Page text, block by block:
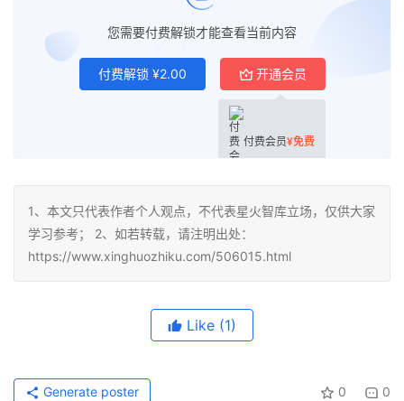
您需要付费解锁才能查看当前内容
付费解锁 ¥2.00 开通会员
付费会员¥免费
1、本文只代表作者个人观点，不代表星火智库立场，仅供大家
学习参考； 2、如若转载，请注明出处：
https://www.xinghuozhiku.com/506015.html
Like (1)
0 0
Generate poster